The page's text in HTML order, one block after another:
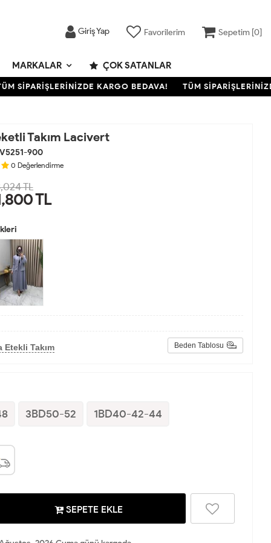
Giriş Yap Favorilerim Sepetim [0]
MARKALAR ÇOK SATANLAR
KARGO BEDAVA! TÜM SİPARİŞLERİNİZDE
Takım Lacivert
900
0 Değerlendirme
TL
TL
Etekli Takım Beden Tablosu
3BD50-52 1BD40-42-44
SEPETE EKLE